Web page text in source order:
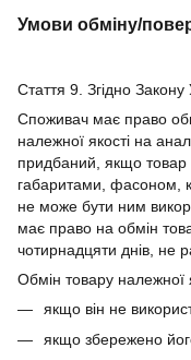
Умови обміну/
Стаття 9. Згідно
Споживач має право
належної якості на
придбаний, якщо
габаритами, фасоном,
не може бути ним
має право на обмін
чотирнадцяти днів, не
Обмін товару належної
якщо він не
якщо збережено